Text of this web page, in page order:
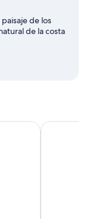
de los
de la costa